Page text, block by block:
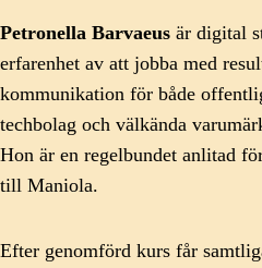
Petronella Barvaeus är digital
erfarenhet av att jobba med
kommunikation för både
techbolag och välkända
Hon är en regelbundet anlitad
till Maniola.
Efter genomförd kurs får